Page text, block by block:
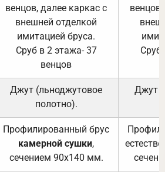
венцов, далее каркас с
внешней отделкой
имитацией бруса.
Сруб в 2 этажа- 37
венцов
Сруб
Джут (льноджутовое
полотно).
Джут
Профилированный брус
камерной сушки,
сечением 90х140 мм.